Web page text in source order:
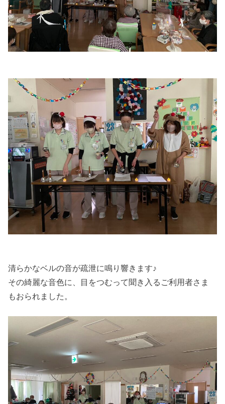
清らかなベルの音が疏泄に鳴り響きます♪
その綺麗な音色に、目をつむって聞き入るご利用者さま
もおられました。